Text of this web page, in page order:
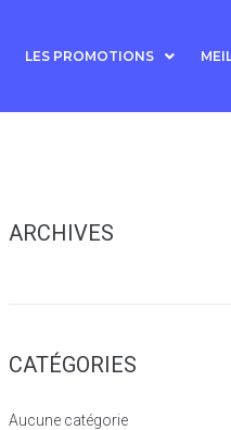
LES PROMOTIONS
ARCHIVES
CATÉGORIES
Aucune catégorie